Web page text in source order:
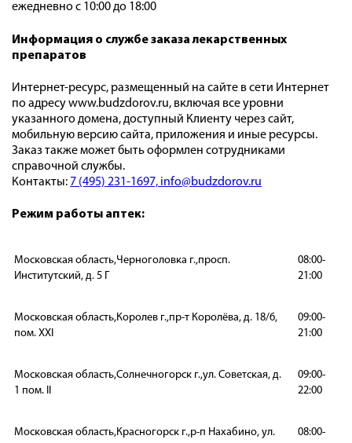
ежедневно с 10:00 до 18:00
Информация о службе заказа лекарственных
препаратов
Интернет-ресурс, размещенный на сайте в сети Интернет
по адресу www.budzdorov.ru, включая все уровни
указанного домена, доступный Клиенту через сайт,
мобильную версию сайта, приложения и иные ресурсы.
Заказ также может быть оформлен сотрудниками
справочной службы.
Контакты: 7 (495) 231-1697, info@budzdorov.ru
Режим работы аптек:
Московская область,Черноголовка г.,просп.
Институтский, д. 5 Г
08:00-
21:00
Московская область,Королев г.,пр-т Королёва, д. 18/6,
пом. XXI
09:00-
21:00
Московская область,Солнечногорск г.,ул. Советская, д.
1 пом. II
09:00-
22:00
Московская область,Красногорск г.,р-п Нахабино, ул.
08:00-